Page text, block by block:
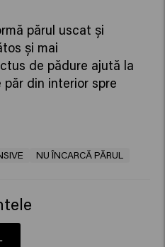
părul uscat și
și mai
de pădure ajută la
din interior spre
NU ÎNCARCĂ PĂRUL